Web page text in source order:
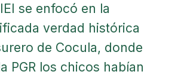
se enfocó en la
verdad histórica
de Cocula, donde
PGR los chicos habían